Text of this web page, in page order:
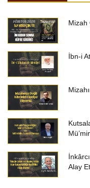
Mizah
İbn-i
Alay